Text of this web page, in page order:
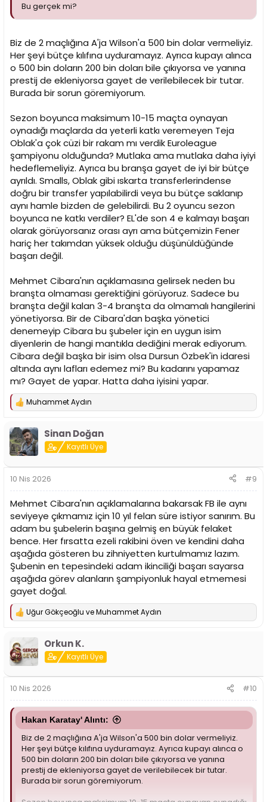
Bu gerçek mi?
Biz de 2 maçlığına A'ja Wilson'a 500 bin dolar vermeliyiz.
Her şeyi bütçe kılıfına uyduramayız. Ayrıca kupayı alınca
o 500 bin doların 200 bin doları bile çıkıyorsa ve yanına
prestij de ekleniyorsa gayet de verilebilecek bir tutar.
Burada bir sorun göremiyorum.
Sezon boyunca maksimum 10-15 maçta oynayan
oynadığı maçlarda da yeterli katkı veremeyen Teja
Oblak'a çok cüzi bir rakam mı verdik Euroleague
şampiyonu olduğunda? Mutlaka ama mutlaka daha iyiyi
hedeflemeliyiz. Ayrıca bu branşa gayet de iyi bir bütçe
ayrıldı. Smalls, Oblak gibi ıskarta transferlerindense
doğru bir transfer yapılabilirdi veya bu bütçe saklanıp
aynı hamle bizden de gelebilirdi. Bu 2 oyuncu sezon
boyunca ne katkı verdiler? EL'de son 4 e kalmayı başarı
olarak görüyorsanız orası ayrı ama bütçemizin Fener
hariç her takımdan yüksek olduğu düşünüldüğünde
başarı değil.
Mehmet Cibara'nın açıklamasına gelirsek neden bu
branşta olmaması gerektiğini görüyoruz. Sadece bu
branşta değil kalan 3-4 branşta da olmamalı hangilerini
yönetiyorsa. Bir de Cibara'dan başka yönetici
denemeyip Cibara bu şubeler için en uygun isim
diyenlerin de hangi mantıkla dediğini merak ediyorum.
Cibara değil başka bir isim olsa Dursun Özbek'in idaresi
altında aynı lafları edemez mi? Bu kadarını yapamaz
mı? Gayet de yapar. Hatta daha iyisini yapar.
T
p
k
i
l
:
Muhammet Aydın
Sinan Doğan
Kayıtlı Üye
10 Nis 2026 #9
Mehmet Cibara'nın açıklamalarına bakarsak FB ile aynı
seviyeye çıkmamız için 10 yıl felan süre istiyor sanırım. Bu
adam bu şubelerin başına gelmiş en büyük felaket
bence. Her fırsatta ezeli rakibini öven ve kendini daha
aşağıda gösteren bu zihniyetten kurtulmamız lazım.
Şubenin en tepesindeki adam ikinciliği başarı sayarsa
aşağıda görev alanların şampiyonluk hayal etmemesi
gayet doğal.
T
k
i
l
:
Uğur Gökçeoğlu veMuhammet Aydın
Orkun K.
Kayıtlı Üye
10 Nis 2026 #10
Hakan Karatay' Alıntı:
Biz de 2 maçlığına A'ja Wilson'a 500 bin dolar vermeliyiz.
Her şeyi bütçe kılıfına uyduramayız. Ayrıca kupayı alınca o
500 bin doların 200 bin doları bile çıkıyorsa ve yanına
prestij de ekleniyorsa gayet de verilebilecek bir tutar.
Burada bir sorun göremiyorum.